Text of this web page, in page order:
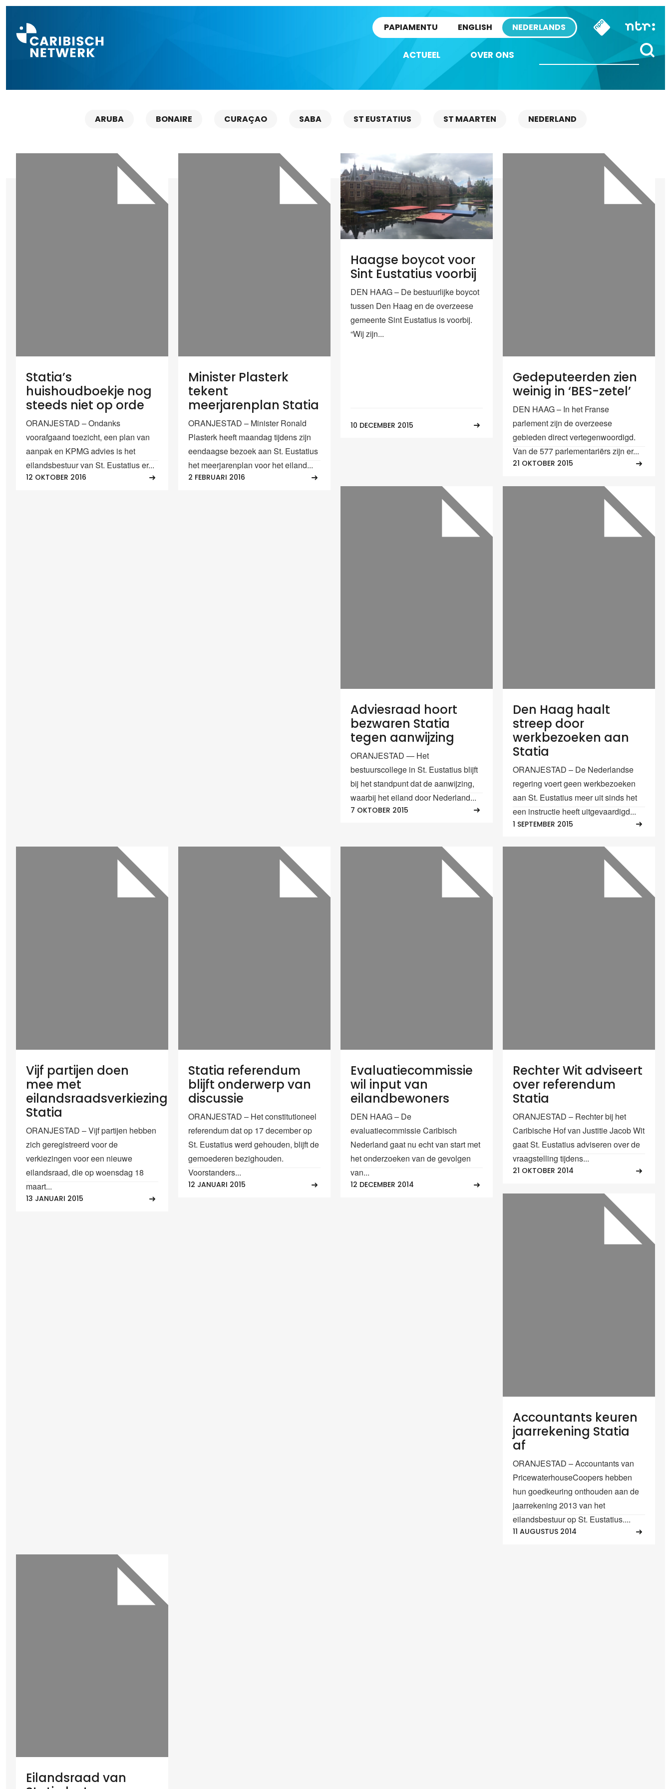
PAPIAMENTU ENGLISH NEDERLANDS
ACTUEEL OVER ONS
ARUBA BONAIRE CURAÇAO SABA ST EUSTATIUS ST MAARTEN NEDERLAND
Statia’s
huishoudboekje nog
steeds niet op orde
ORANJESTAD – Ondanks
voorafgaand toezicht, een plan van
aanpak en KPMG advies is het
eilandsbestuur van St. Eustatius er...
12 OKTOBER 2016
Minister Plasterk
tekent
meerjarenplan Statia
ORANJESTAD – Minister Ronald
Plasterk heeft maandag tijdens zijn
eendaagse bezoek aan St. Eustatius
het meerjarenplan voor het eiland...
2 FEBRUARI 2016
Haagse boycot voor
Sint Eustatius voorbij
DEN HAAG – De bestuurlijke boycot
tussen Den Haag en de overzeese
gemeente Sint Eustatius is voorbij.
“Wij zijn...
10 DECEMBER 2015
Gedeputeerden zien
weinig in ‘BES-zetel’
DEN HAAG – In het Franse
parlement zijn de overzeese
gebieden direct vertegenwoordigd.
Van de 577 parlementariërs zijn er...
21 OKTOBER 2015
Adviesraad hoort
bezwaren Statia
tegen aanwijzing
ORANJESTAD — Het
bestuurscollege in St. Eustatius blijft
bij het standpunt dat de aanwijzing,
waarbij het eiland door Nederland...
7 OKTOBER 2015
Den Haag haalt
streep door
werkbezoeken aan
Statia
ORANJESTAD – De Nederlandse
regering voert geen werkbezoeken
aan St. Eustatius meer uit sinds het
een instructie heeft uitgevaardigd...
1 SEPTEMBER 2015
Vijf partijen doen
mee met
eilandsraadsverkiezingen
Statia
ORANJESTAD – Vijf partijen hebben
zich geregistreerd voor de
verkiezingen voor een nieuwe
eilandsraad, die op woensdag 18
maart...
13 JANUARI 2015
Statia referendum
blijft onderwerp van
discussie
ORANJESTAD – Het constitutioneel
referendum dat op 17 december op
St. Eustatius werd gehouden, blijft de
gemoederen bezighouden.
Voorstanders...
12 JANUARI 2015
Evaluatiecommissie
wil input van
eilandbewoners
DEN HAAG – De
evaluatiecommissie Caribisch
Nederland gaat nu echt van start met
het onderzoeken van de gevolgen
van...
12 DECEMBER 2014
Rechter Wit adviseert
over referendum
Statia
ORANJESTAD – Rechter bij het
Caribische Hof van Justitie Jacob Wit
gaat St. Eustatius adviseren over de
vraagstelling tijdens...
21 OKTOBER 2014
Accountants keuren
jaarrekening Statia
af
ORANJESTAD – Accountants van
PricewaterhouseCoopers hebben
hun goedkeuring onthouden aan de
jaarrekening 2013 van het
eilandsbestuur op St. Eustatius....
11 AUGUSTUS 2014
Eilandsraad van